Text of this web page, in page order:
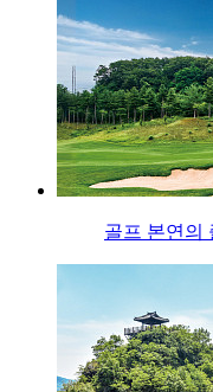
골프 본연의